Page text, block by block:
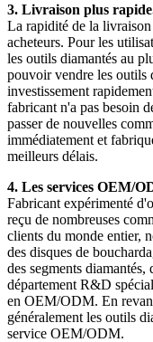
3. Livraison plus
La rapidité de la
acheteurs. Pour les
les outils diamantés au
pouvoir vendre les outils
investissement
fabricant n'a pas besoin
passer de nouvelles
immédiatement et
meilleurs délais.
4. Les services OEM/
Fabricant expérimenté
reçu de nombreuses
clients du monde entier,
des disques de
des segments diamantés,
département R&D
en OEM/ODM. En
généralement les outils
service OEM/ODM.